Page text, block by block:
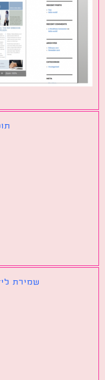
תוסף
שמירת לידים